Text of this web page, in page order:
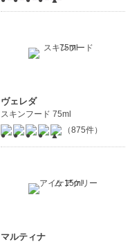
ヴェレダ
スキンフード 75ml
（875件）
マルティナ